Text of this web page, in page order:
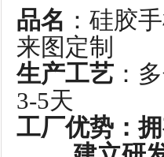
品名 ：硅
来图定制
生产工艺
3-5天
工厂优势：